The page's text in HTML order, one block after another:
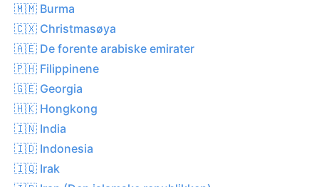
🇲🇲 Burma
🇨🇽 Christmasøya
🇦🇪 De forente arabiske emirater
🇵🇭 Filippinene
🇬🇪 Georgia
🇭🇰 Hongkong
🇮🇳 India
🇮🇩 Indonesia
🇮🇶 Irak